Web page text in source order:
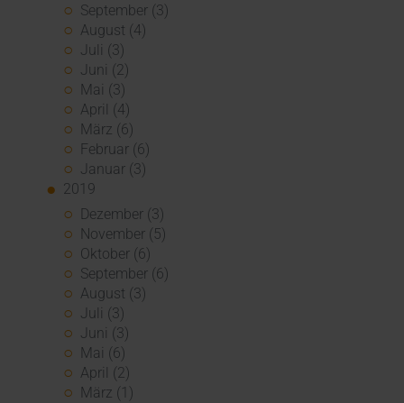
September (3)
August (4)
Juli (3)
Juni (2)
Mai (3)
April (4)
März (6)
Februar (6)
Januar (3)
2019
Dezember (3)
November (5)
Oktober (6)
September (6)
August (3)
Juli (3)
Juni (3)
Mai (6)
April (2)
März (1)